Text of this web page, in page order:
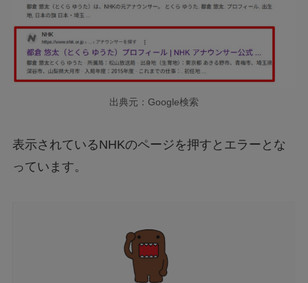
出典元：Google検索
表示されているNHKのページを押すとエラーとな
っています。